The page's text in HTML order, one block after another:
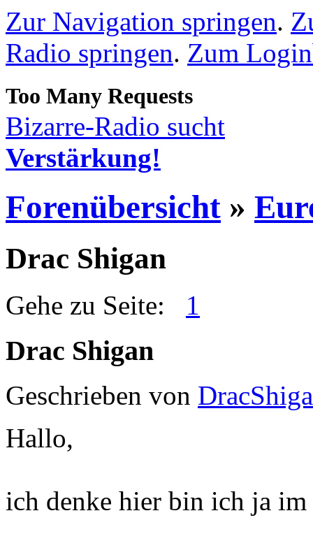
Zur Navigation springen.
Radio springen. Zum
Bizarre-Radio sucht
Verstärkung!
Forenübersicht »
Drac Shigan
Gehe zu Seite: 1
Drac Shigan
Geschrieben von
Hallo,
ich denke hier bin ich ja